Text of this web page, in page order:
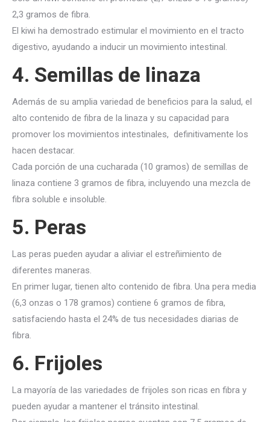
2,3 gramos de fibra.
El kiwi ha demostrado estimular el movimiento en el tracto
digestivo, ayudando a inducir un movimiento intestinal.
4. Semillas de linaza
Además de su amplia variedad de beneficios para la salud, el
alto contenido de fibra de la linaza y su capacidad para
promover los movimientos intestinales, definitivamente los
hacen destacar.
Cada porción de una cucharada (10 gramos) de semillas de
linaza contiene 3 gramos de fibra, incluyendo una mezcla de
fibra soluble e insoluble.
5. Peras
Las peras pueden ayudar a aliviar el estreñimiento de
diferentes maneras.
En primer lugar, tienen alto contenido de fibra. Una pera media
(6,3 onzas o 178 gramos) contiene 6 gramos de fibra,
satisfaciendo hasta el 24% de tus necesidades diarias de
fibra.
6. Frijoles
La mayoría de las variedades de frijoles son ricas en fibra y
pueden ayudar a mantener el tránsito intestinal.